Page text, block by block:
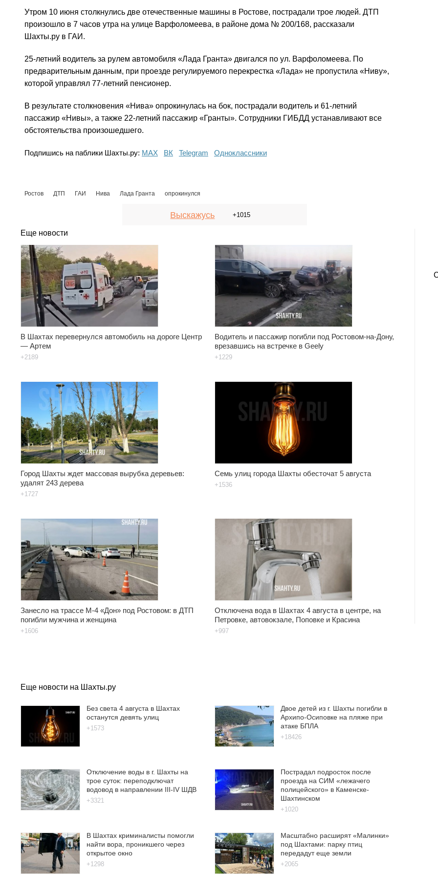
Утром 10 июня столкнулись две отечественные машины в Ростове, пострадали трое людей. ДТП
произошло в 7 часов утра на улице Варфоломеева, в районе дома № 200/168, рассказали
Шахты.ру в ГАИ.
25-летний водитель за рулем автомобиля «Лада Гранта» двигался по ул. Варфоломеева. По
предварительным данным, при проезде регулируемого перекрестка «Лада» не пропустила «Ниву»,
которой управлял 77-летний пенсионер.
В результате столкновения «Нива» опрокинулась на бок, пострадали водитель и 61-летний
пассажир «Нивы», а также 22-летний пассажир «Гранты». Сотрудники ГИБДД устанавливают все
обстоятельства произошедшего.
Подпишись на паблики Шахты.ру: МАХ ВК Telegram Одноклассники
Ростов ДТП ГАИ Нива Лада Гранта опрокинулся
Выскажусь +1015
Еще новости
В Шахтах перевернулся автомобиль на дороге Центр
— Артем
+2189
Водитель и пассажир погибли под Ростовом-на-Дону,
врезавшись на встречке в Geely
+1229
Город Шахты ждет массовая вырубка деревьев:
удалят 243 дерева
+1727
Семь улиц города Шахты обесточат 5 августа
+1536
Занесло на трассе М-4 «Дон» под Ростовом: в ДТП
погибли мужчина и женщина
+1606
Отключена вода в Шахтах 4 августа в центре, на
Петровке, автовокзале, Поповке и Красина
+997
Еще новости на Шахты.ру
Без света 4 августа в Шахтах
останутся девять улиц
+1573
Двое детей из г. Шахты погибли в
Архипо-Осиповке на пляже при
атаке БПЛА
+18426
Отключение воды в г. Шахты на
трое суток: переподключат
водовод в направлении III-IV ШДВ
+3321
Пострадал подросток после
проезда на СИМ «лежачего
полицейского» в Каменске-
Шахтинском
+1020
В Шахтах криминалисты помогли
найти вора, проникшего через
открытое окно
+1298
Масштабно расширят «Малинки»
под Шахтами: парку птиц
передадут еще земли
+2065